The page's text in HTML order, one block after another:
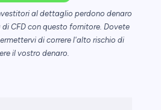
al dettaglio perdono denaro
CFD con questo fornitore. Dovete
di correre l'alto rischio di
il vostro denaro.